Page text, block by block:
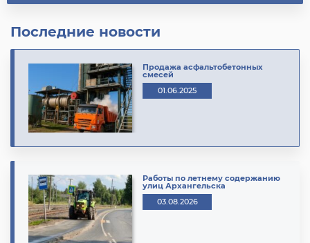
Последние новости
Продажа асфальтобетонных
смесей
01.06.2025
Работы по летнему содержанию
улиц Архангельска
03.08.2026